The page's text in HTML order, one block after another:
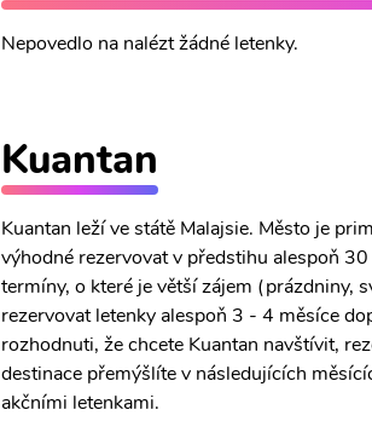
Nepovedlo na nalézt žádné letenky.
Kuantan
Kuantan leží ve státě Malajsie. Město je
výhodné rezervovat v předstihu alespoň
termíny, o které je větší zájem (prázdniny,
rezervovat letenky alespoň 3 - 4 měsíce
rozhodnuti, že chcete Kuantan navštívit,
destinace přemýšlíte v následujících
akčními letenkami.